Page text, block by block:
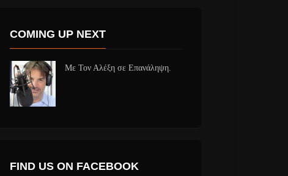
COMING UP NEXT
Με Τον Αλέξη σε Επανάληψη.
FIND US ON FACEBOOK